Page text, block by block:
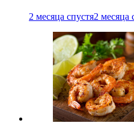
2 месяца спустя2 месяца